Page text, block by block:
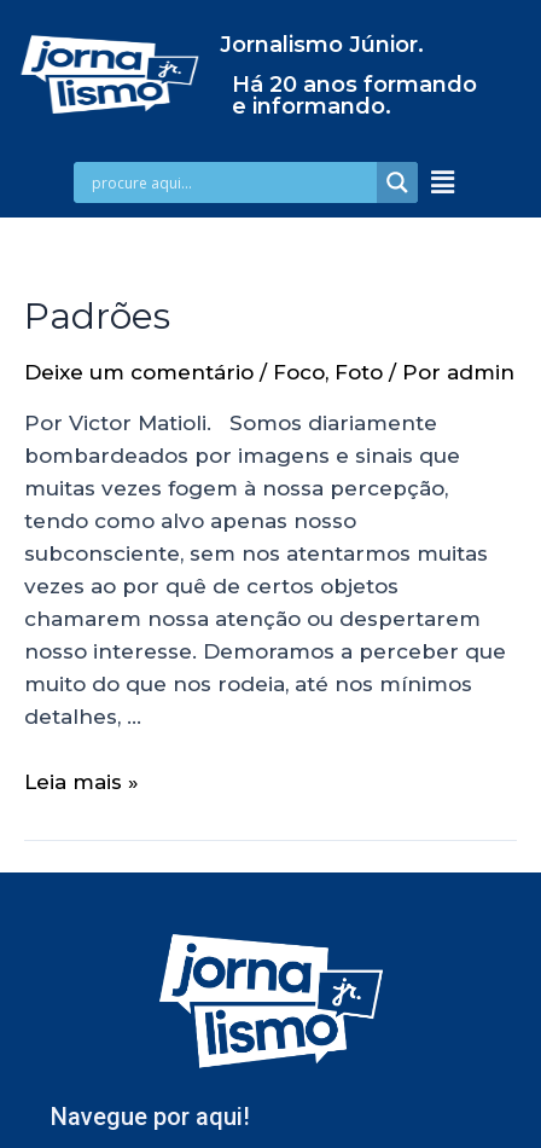
Jornalismo Júnior.
Há 20 anos formando
e informando.
Padrões
Deixe um comentário / Foco, Foto / Por admin
Por Victor Matioli. Somos diariamente
bombardeados por imagens e sinais que
muitas vezes fogem à nossa percepção,
tendo como alvo apenas nosso
subconsciente, sem nos atentarmos muitas
vezes ao por quê de certos objetos
chamarem nossa atenção ou despertarem
nosso interesse. Demoramos a perceber que
muito do que nos rodeia, até nos mínimos
detalhes, …
Leia mais »
Navegue por aqui!